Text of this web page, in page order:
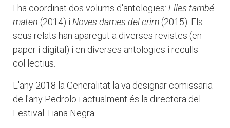
I ha coordinat dos volums d'antologies: Elles també
maten (2014) i Noves dames del crim (2015). Els
seus relats han aparegut a diverses revistes (en
paper i digital) i en diverses antologies i reculls
col·lectius.
L'any 2018 la Generalitat la va designar comissaria
de l'any Pedrolo i actualment és la directora del
Festival Tiana Negra.